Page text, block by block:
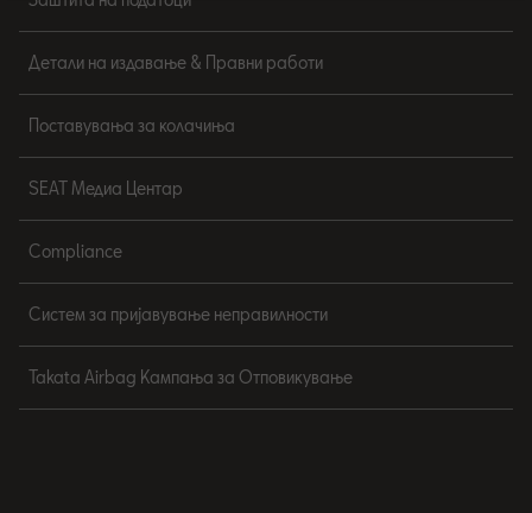
Детали на издавање & Правни работи
Поставувања за колачиња
SEAT Медиа Центар
Compliance
Систем за пријавување неправилности
Takata Airbag Кампања за Отповикување